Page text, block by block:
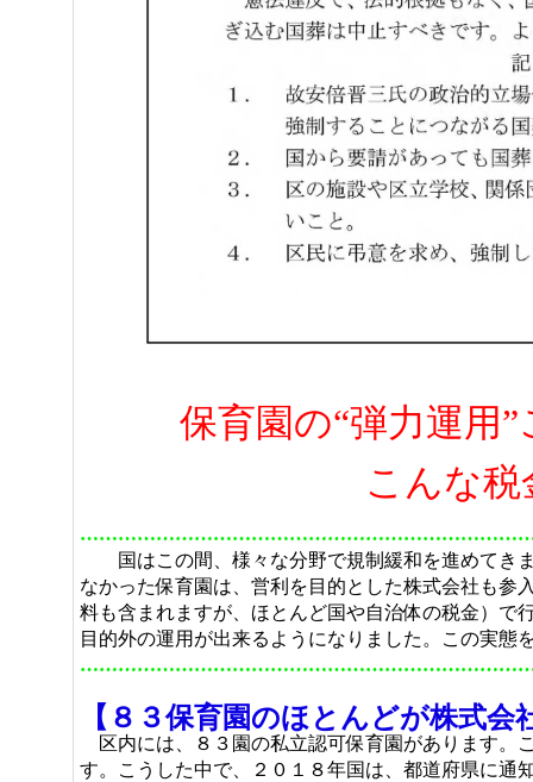
保育園の“弾力運用
こんな税金の使
国はこの間、様々な分野で規制緩和を進めてき
なかった保育園は、営利を目的とした株式会社も参
料も含まれますが、ほとんど国や自治体の税金）で
目的外の運用が出来るようになりました。この実態
【８３保育園のほとんどが株式会
区内には、８３園の私立認可保育園があります。
す。こうした中で、２０１８年国は、都道府県に通